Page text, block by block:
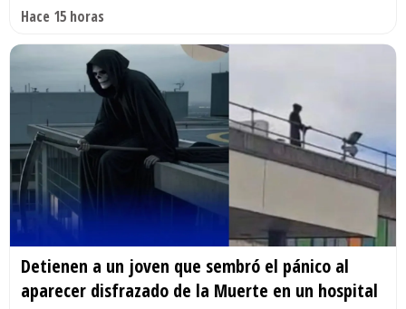
Hace 15 horas
Detienen a un joven que sembró el pánico al
aparecer disfrazado de la Muerte en un hospital